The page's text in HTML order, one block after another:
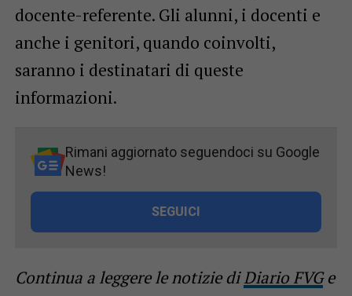
docente-referente. Gli alunni, i docenti e
anche i genitori, quando coinvolti,
saranno i destinatari di queste
informazioni.
Rimani aggiornato seguendoci su Google
News!
SEGUICI
Continua a leggere le notizie diDiario FVGe